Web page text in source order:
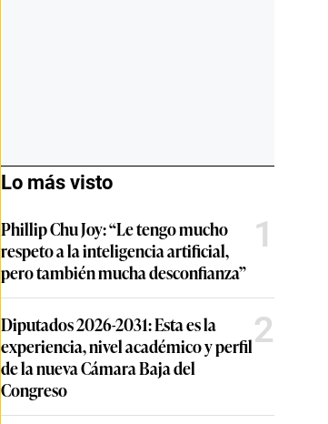
Lo más visto
Phillip Chu Joy: “Le tengo mucho
respeto a la inteligencia artificial,
pero también mucha desconfianza”
1
Diputados 2026-2031: Esta es la
experiencia, nivel académico y perfil
de la nueva Cámara Baja del
Congreso
2